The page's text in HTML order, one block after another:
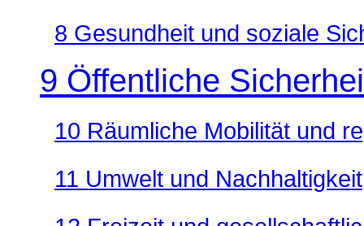
8 Gesundheit und soziale
9 Öffentliche
10 Räumliche Mobilität und
11 Umwelt und Nachhaltigkeit